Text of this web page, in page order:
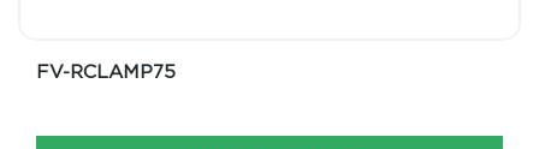
FV-RCLAMP75